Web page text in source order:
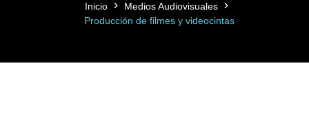
Inicio
Medios Audiovisuales
Producción de filmes y videocintas